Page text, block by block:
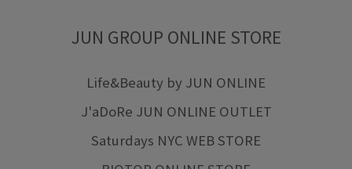
JUN GROUP ONLINE STORE
Life&Beauty by JUN ONLINE
J'aDoRe JUN ONLINE OUTLET
Saturdays NYC WEB STORE